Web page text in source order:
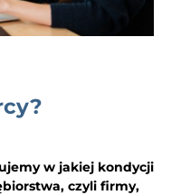
w jakiej kondycji
czyli firmy,